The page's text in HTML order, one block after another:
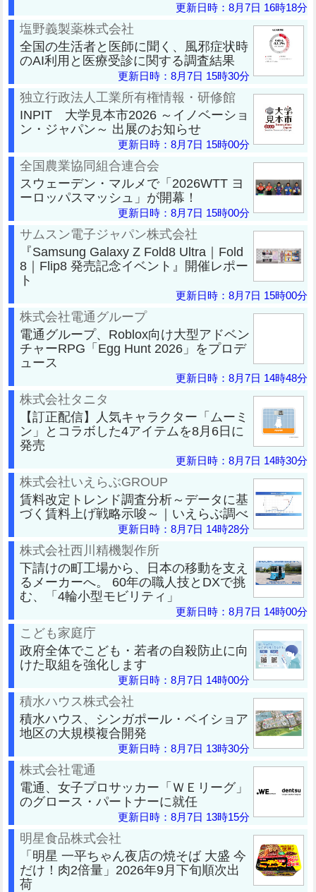
更新日時：8月7日 16時18分
塩野義製薬株式会社
全国の生活者と医師に聞く、風邪症状時
のAI利用と医療受診に関する調査結果
更新日時：8月7日 15時30分
独立行政法人工業所有権情報・研修館
INPIT 大学見本市2026 ～イノベーショ
ン・ジャパン～ 出展のお知らせ
更新日時：8月7日 15時00分
全国農業協同組合連合会
スウェーデン・マルメで「2026WTT ヨ
ーロッパスマッシュ」が開幕！
更新日時：8月7日 15時00分
サムスン電子ジャパン株式会社
『Samsung Galaxy Z Fold8 Ultra｜Fold
8｜Flip8 発売記念イベント』開催レポー
ト
更新日時：8月7日 15時00分
株式会社電通グループ
電通グループ、Roblox向け大型アドベン
チャーRPG「Egg Hunt 2026」をプロデ
ュース
更新日時：8月7日 14時48分
株式会社タニタ
【訂正配信】人気キャラクター「ムーミ
ン」とコラボした4アイテムを8月6日に
発売
更新日時：8月7日 14時30分
株式会社いえらぶGROUP
賃料改定トレンド調査分析～データに基
づく賃料上げ戦略示唆～｜いえらぶ調べ
更新日時：8月7日 14時28分
株式会社西川精機製作所
下請けの町工場から、日本の移動を支え
るメーカーへ。 60年の職人技とDXで挑
む、「4輪小型モビリティ」
更新日時：8月7日 14時00分
こども家庭庁
政府全体でこども・若者の自殺防止に向
けた取組を強化します
更新日時：8月7日 14時00分
積水ハウス株式会社
積水ハウス、シンガポール・ベイショア
地区の大規模複合開発
更新日時：8月7日 13時30分
株式会社電通
電通、女子プロサッカー「ＷＥリーグ」
のグロース・パートナーに就任
更新日時：8月7日 13時15分
明星食品株式会社
「明星 一平ちゃん夜店の焼そば 大盛 今
だけ！肉2倍量」2026年9月下旬順次出
荷